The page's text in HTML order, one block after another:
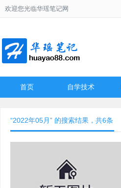
欢迎您光临华瑶笔记网
首页 自学技术
“2022年05月” 的搜索结果，共6条